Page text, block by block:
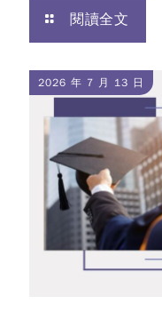
閱讀全文
2026 年 7 月 13 日